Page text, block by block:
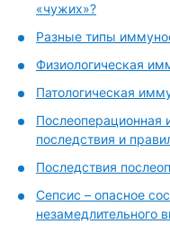
«чужих»?
Разные типы
Физиологическая
Патологическая
Послеоперационная
последствия и
Последствия
Сепсис – опасное
незамедлительного